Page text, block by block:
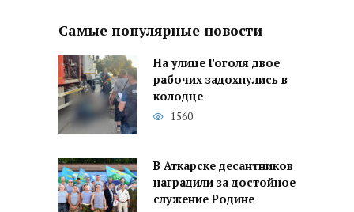
Самые популярные новости
На улице Гоголя двое
рабочих задохнулись в
колодце
1560
В Аткарске десантников
наградили за достойное
служение Родине